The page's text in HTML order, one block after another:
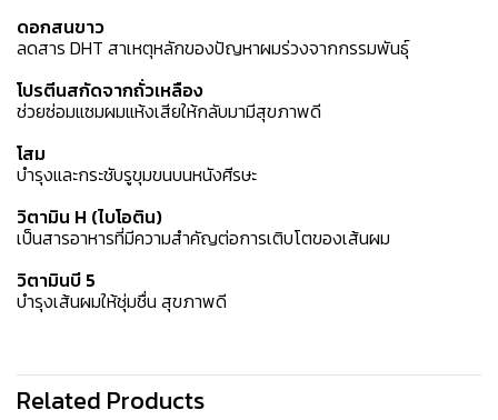
ดอกสนขาว
ลดสาร DHT สาเหตุหลักของปัญหาผมร่วงจากกรรมพันธุ์
โปรตีนสกัดจากถั่วเหลือง
ช่วยซ่อมแซมผมแห้งเสียให้กลับมามีสุขภาพดี
โสม
บำรุงและกระชับรูขุมขนบนหนังศีรษะ
วิตามิน H (ไบโอติน)
เป็นสารอาหารที่มีความสำคัญต่อการเติบโตของเส้นผม
วิตามินบี 5
บำรุงเส้นผมให้ชุ่มชื่น สุขภาพดี
Related Products